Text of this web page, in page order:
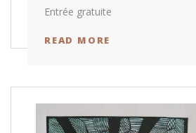
Entrée gratuite
READ MORE